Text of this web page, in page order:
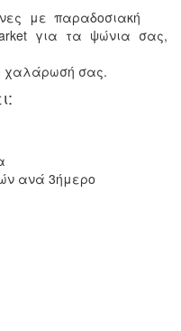
με παραδοσιακή
για τα ψώνια σας,
χαλάρωσή σας.
ανά 3ήμερο